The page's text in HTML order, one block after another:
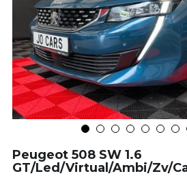
Peugeot 508 SW 1.6
GT/Led/Virtual/Ambi/Zv/